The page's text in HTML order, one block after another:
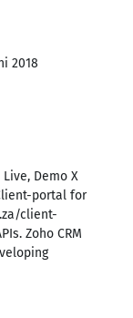
2018
Demo X
portal for
client-
Zoho CRM